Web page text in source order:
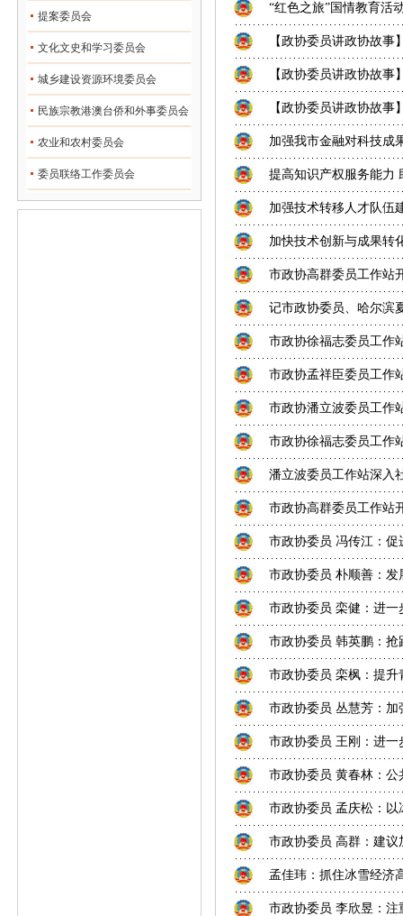
提案委员会
文化文史和学习委员会
城乡建设资源环境委员会
民族宗教港澳台侨和外事委员会
农业和农村委员会
委员联络工作委员会
“红色之旅”国情教育活
【政协委员讲政协故
【政协委员讲政协故事
【政协委员讲政协故事
加强我市金融对科技成
提高知识产权服务能力
加强技术转移人才队伍
加快技术创新与成果转
市政协高群委员工作站
记市政协委员、哈尔滨
市政协徐福志委员工作
市政协孟祥臣委员工作
市政协潘立波委员工作
市政协徐福志委员工作
潘立波委员工作站深入
市政协高群委员工作站
市政协委员 冯传江：
市政协委员 朴顺善：
市政协委员 栾健：进
市政协委员 韩英鹏：抢
市政协委员 栾枫：提
市政协委员 丛慧芳：
市政协委员 王刚：进
市政协委员 黄春林：
市政协委员 孟庆松：
市政协委员 高群：建
孟佳玮：抓住冰雪经济
市政协委员 李欣昱：